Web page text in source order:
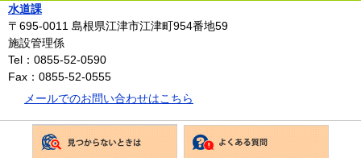
水道課
〒695-0011 島根県江津市江津町954番地59
施設管理係
Tel：0855-52-0590
Fax：0855-52-0555
メールでのお問い合わせはこちら